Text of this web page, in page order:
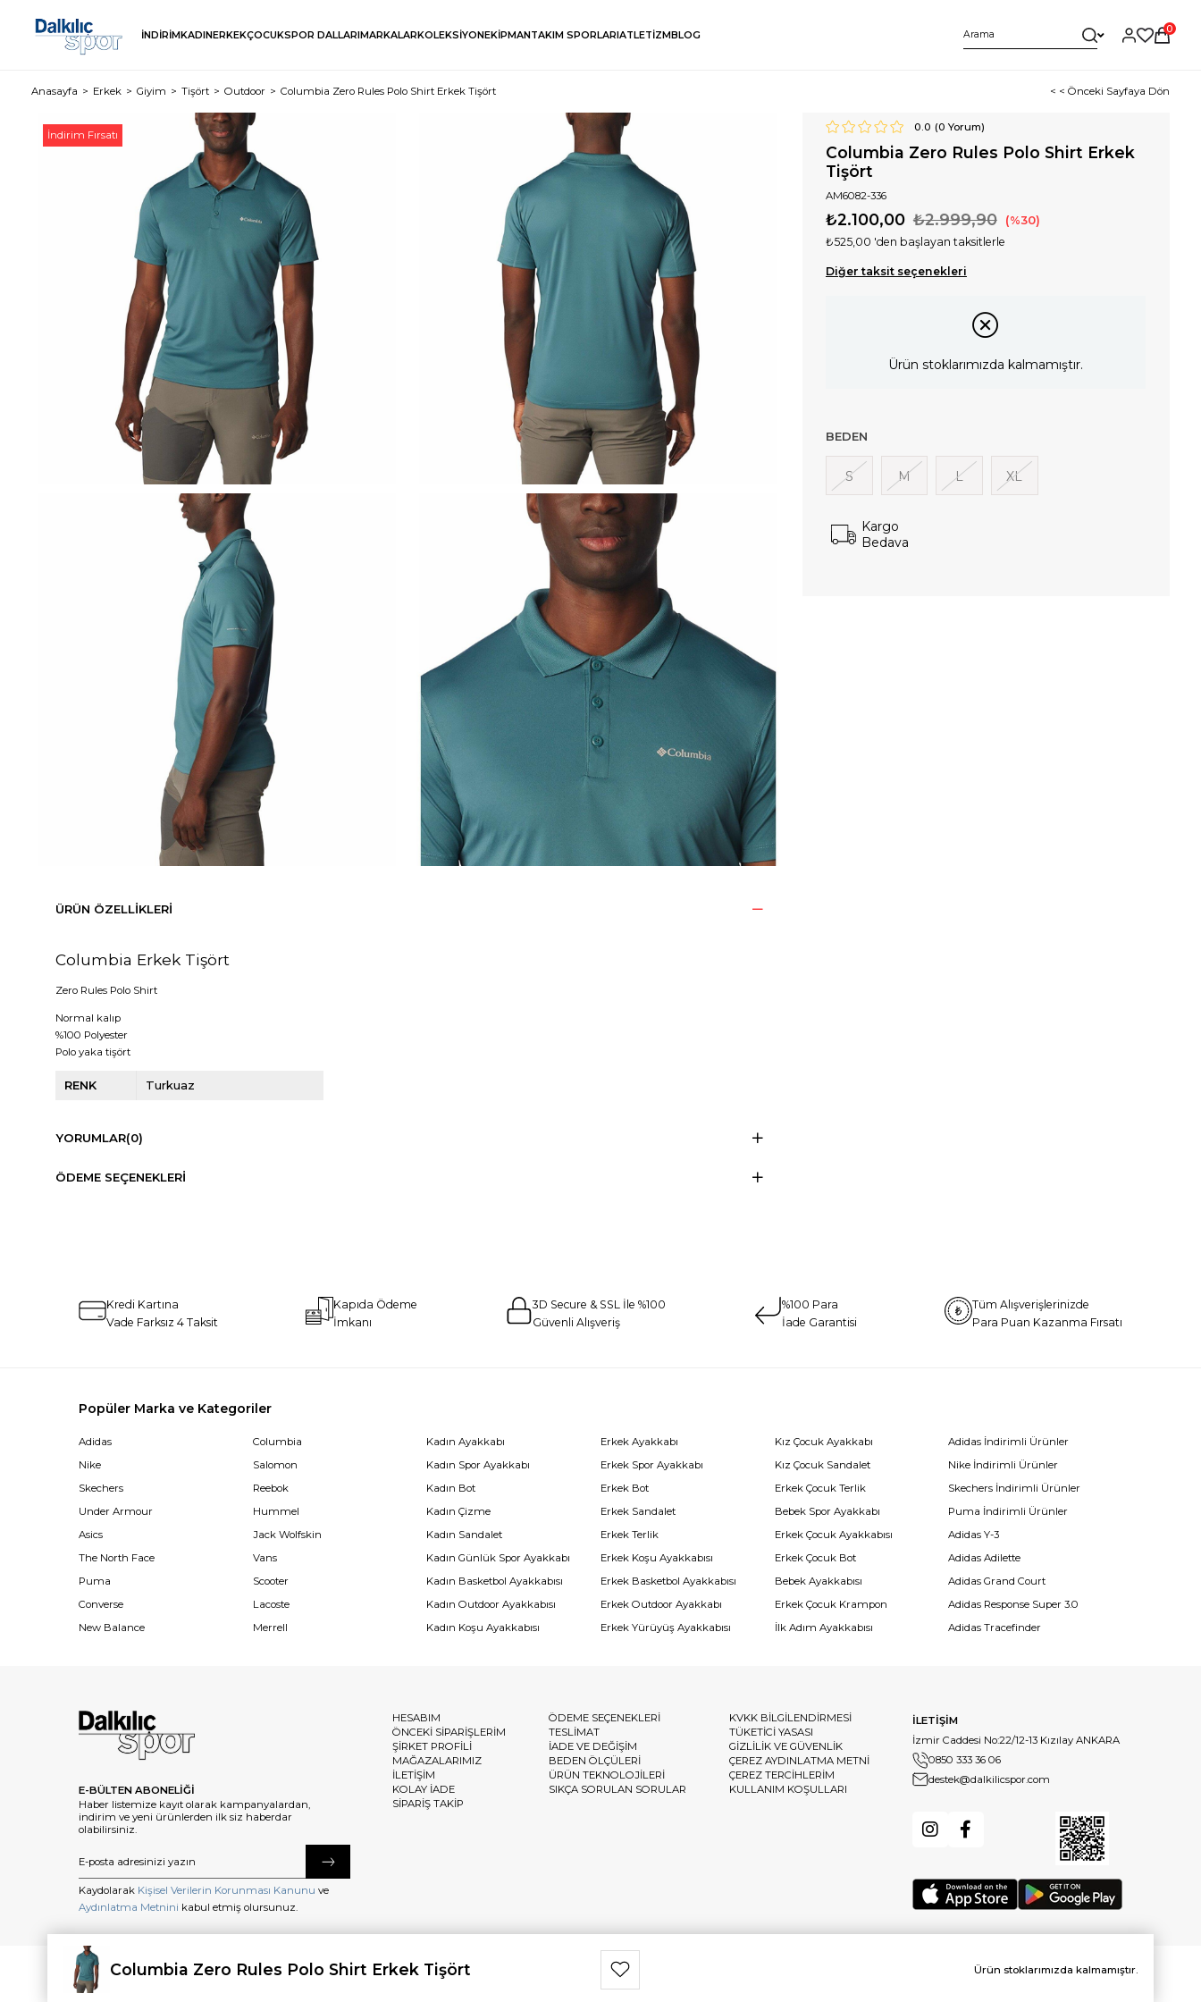
İNDİRİMKADINERKEKÇOCUKSPOR DALLARIMARKALARKOLEKSİYONEKİPMANTAKIM SPORLARIATLETİZMBLOG
0
Anasayfa Erkek Giyim Tişört Outdoor Columbia Zero Rules Polo Shirt Erkek Tişört < < Önceki Sayfaya Dön
İndirim Fırsatı
0.0 (0 Yorum)
Columbia Zero Rules Polo Shirt Erkek
Tişört
AM6082-336
₺2.999,90
₺2.100,00 30
₺525,00 'den başlayan taksitlerle
Diğer taksit seçenekleri
Ürün stoklarımızda kalmamıştır.
BEDEN
S M L XL
Kargo
Bedava
ÜRÜN ÖZELLIKLERI
Columbia Erkek Tişört
Zero Rules Polo Shirt
Normal kalıp
%100 Polyester
Polo yaka tişört
RENK Turkuaz
YORUMLAR(0)
ÖDEME SEÇENEKLERI
Kredi Kartına
Vade Farksız 4 Taksit
Kapıda Ödeme
İmkanı
3D Secure & SSL İle %100
Güvenli Alışveriş
%100 Para
İade Garantisi
Tüm Alışverişlerinizde
Para Puan Kazanma Fırsatı
Popüler Marka ve Kategoriler
Adidas
Nike
Skechers
Under Armour
Asics
The North Face
Puma
Converse
New Balance
Columbia
Salomon
Reebok
Hummel
Jack Wolfskin
Vans
Scooter
Lacoste
Merrell
Kadın Ayakkabı
Kadın Spor Ayakkabı
Kadın Bot
Kadın Çizme
Kadın Sandalet
Kadın Günlük Spor Ayakkabı
Kadın Basketbol Ayakkabısı
Kadın Outdoor Ayakkabısı
Kadın Koşu Ayakkabısı
Erkek Ayakkabı
Erkek Spor Ayakkabı
Erkek Bot
Erkek Sandalet
Erkek Terlik
Erkek Koşu Ayakkabısı
Erkek Basketbol Ayakkabısı
Erkek Outdoor Ayakkabı
Erkek Yürüyüş Ayakkabısı
Kız Çocuk Ayakkabı
Kız Çocuk Sandalet
Erkek Çocuk Terlik
Bebek Spor Ayakkabı
Erkek Çocuk Ayakkabısı
Erkek Çocuk Bot
Bebek Ayakkabısı
Erkek Çocuk Krampon
İlk Adım Ayakkabısı
Adidas İndirimli Ürünler
Nike İndirimli Ürünler
Skechers İndirimli Ürünler
Puma İndirimli Ürünler
Adidas Y-3
Adidas Adilette
Adidas Grand Court
Adidas Response Super 3.0
Adidas Tracefinder
E-BÜLTEN ABONELİĞİ
Haber listemize kayıt olarak kampanyalardan,
indirim ve yeni ürünlerden ilk siz haberdar
olabilirsiniz.
Kaydolarak Kişisel Verilerin Korunması Kanunu ve
Aydınlatma Metnini kabul etmiş olursunuz.
HESABIM
ÖNCEKİ SİPARİŞLERİM
ŞİRKET PROFİLİ
MAĞAZALARIMIZ
İLETİŞİM
KOLAY İADE
SİPARİŞ TAKİP
ÖDEME SEÇENEKLERİ
TESLİMAT
İADE VE DEĞİŞİM
BEDEN ÖLÇÜLERİ
ÜRÜN TEKNOLOJİLERİ
SIKÇA SORULAN SORULAR
KVKK BİLGİLENDİRMESİ
TÜKETİCİ YASASI
GİZLİLİK VE GÜVENLİK
ÇEREZ AYDINLATMA METNİ
ÇEREZ TERCİHLERİM
KULLANIM KOŞULLARI
İLETİŞİM
İzmir Caddesi No:22/12-13 Kızılay ANKARA
0850 333 36 06
destek@dalkilicspor.com
©2025 dalkilicspor.com.tr. Tüm Hakları Saklıdır.
Columbia Zero Rules Polo Shirt Erkek Tişört Ürün stoklarımızda kalmamıştır.